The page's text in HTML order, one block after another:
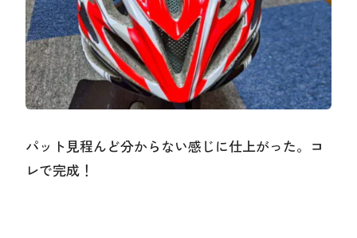
パット見程んど分からない感じに仕上がった。コ
レで完成！